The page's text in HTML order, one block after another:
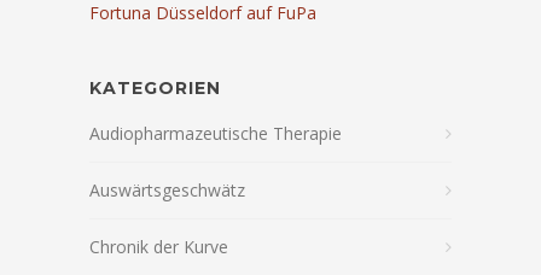
Fortuna Düsseldorf auf FuPa
KATEGORIEN
Audiopharmazeutische Therapie
Auswärtsgeschwätz
Chronik der Kurve